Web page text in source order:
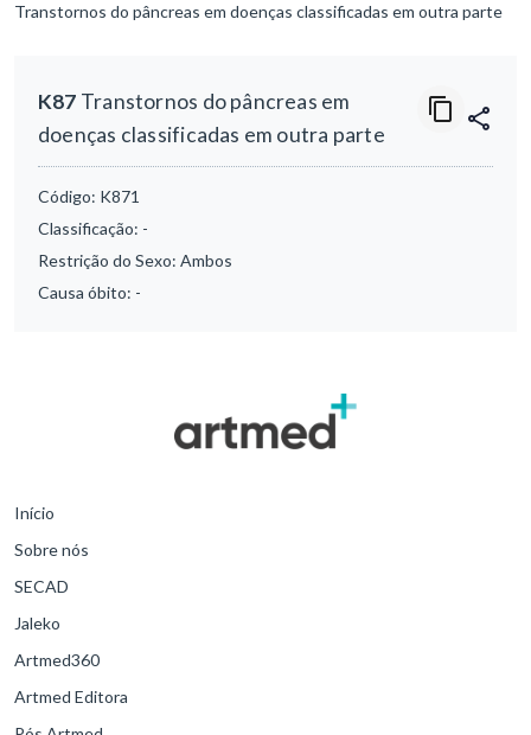
Transtornos do pâncreas em doenças classificadas em outra parte
K87 Transtornos do pâncreas em
doenças classificadas em outra parte
Código: K871
Classificação: -
Restrição do Sexo: Ambos
Causa óbito: -
Início
Sobre nós
SECAD
Jaleko
Artmed360
Artmed Editora